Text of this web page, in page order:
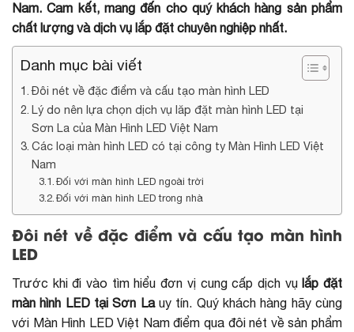
Nam. Cam kết, mang đến cho quý khách hàng sản phẩm
chất lượng và dịch vụ lắp đặt chuyên nghiệp nhất.
Danh mục bài viết
Đôi nét về đặc điểm và cấu tạo màn hình LED
Lý do nên lựa chọn dịch vụ lăp đặt màn hình LED tại
Sơn La của Màn Hình LED Việt Nam
Các loại màn hình LED có tại công ty Màn Hình LED Việt
Nam
Đối với màn hình LED ngoài trời
Đối với màn hình LED trong nhà
Đôi nét về đặc điểm và cấu tạo màn hình
LED
Trước khi đi vào tìm hiểu đơn vị cung cấp dịch vụlắp đặt
màn hình LED tại Sơn Lauy tín. Quý khách hàng hãy cùng
với Màn Hình LED Việt Nam điểm qua đôi nét về sản phẩm